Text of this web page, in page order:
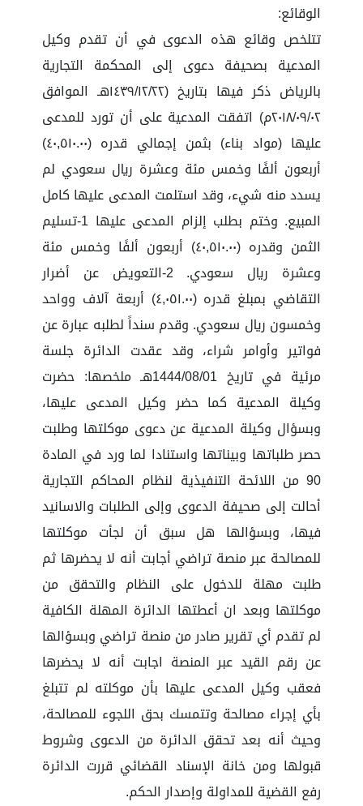
الوقائع:
تتلخص وقائع هذه الدعوى في أن تقدم وكيل
المدعية بصحيفة دعوى إلى المحكمة التجارية
بالرياض ذكر فيها بتاريخ (١٤٣٩/١٢/٢٢هـ الموافق
٢٠١٨/٠٩/٠٢م) اتفقت المدعية على أن تورد للمدعى
عليها (مواد بناء) بثمن إجمالي قدره (٤٠,٥١٠.٠٠)
أربعون ألفًا وخمس مئة وعشرة ريال سعودي لم
يسدد منه شيء، وقد استلمت المدعى عليها كامل
المبيع. وختم بطلب إلزام المدعى عليها 1-تسليم
الثمن وقدره (٤٠,٥١٠.٠٠) أربعون ألفًا وخمس مئة
وعشرة ريال سعودي. 2-التعويض عن أضرار
التقاضي بمبلغ قدره (٤,٠٥١.٠٠) أربعة آلاف وواحد
وخمسون ريال سعودي. وقدم سنداً لطلبه عبارة عن
فواتير وأوامر شراء، وقد عقدت الدائرة جلسة
مرئية في تاريخ 1444/08/01هـ ملخصها: حضرت
وكيلة المدعية كما حضر وكيل المدعى عليها،
وبسؤال وكيلة المدعية عن دعوى موكلتها وطلبت
حصر طلباتها وبيناتها واستنادا لما ورد في المادة
90 من اللائحة التنفيذية لنظام المحاكم التجارية
أحالت إلى صحيفة الدعوى وإلى الطلبات والاسانيد
فيها، وبسؤالها هل سبق أن لجأت موكلتها
للمصالحة عبر منصة تراضي أجابت أنه لا يحضرها ثم
طلبت مهلة للدخول على النظام والتحقق من
موكلتها وبعد ان أعطتها الدائرة المهلة الكافية
لم تقدم أي تقرير صادر من منصة تراضي وبسؤالها
عن رقم القيد عبر المنصة اجابت أنه لا يحضرها
فعقب وكيل المدعى عليها بأن موكلته لم تتبلغ
بأي إجراء مصالحة وتتمسك بحق اللجوء للمصالحة،
وحيث أنه بعد تحقق الدائرة من الدعوى وشروط
قبولها ومن خانة الإسناد القضائي قررت الدائرة
رفع القضية للمداولة وإصدار الحكم.